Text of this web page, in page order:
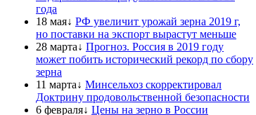
года
18 мая↓ РФ увеличит урожай зерна 2019 г,
но поставки на экспорт вырастут меньше
28 марта↓ Прогноз. Россия в 2019 году
может побить исторический рекорд по сбору
зерна
11 марта↓ Минсельхоз скорректировал
Доктрину продовольственной безопасности
6 февраля↓ Цены на зерно в России